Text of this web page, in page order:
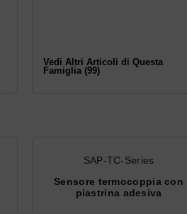
Vedi Altri Articoli di Questa
Famiglia (99)
SAP-TC-Series
Sensore termocoppia con
piastrina adesiva